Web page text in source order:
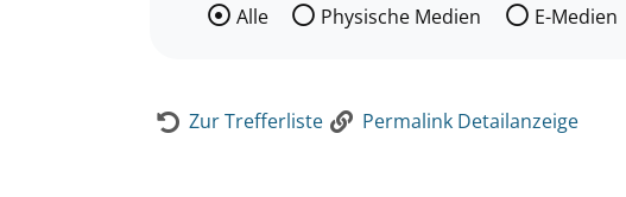
Wählen Sie die Medienart nach der Sie suchen
Alle Physische Medien E-Medien
Zur Trefferliste Permalink Detailanzeige